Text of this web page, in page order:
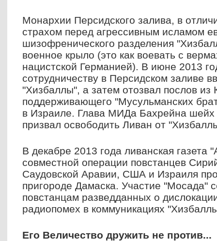
Монархии Персидского залива, в
страхом перед агрессивным исламом
шизофренического разделения
военное крыло (это как воевать с
нацистской Германией). В июне 2013
сотрудничеству в Персидском заливе
"Хизбаллы", а затем отозвал послов из
поддерживающего "Мусульманских
в Израиле. Глава МИДа Бахрейна
призвал освободить Ливан от
В декабре 2013 года ливанская газета
совместной операции повстанцев
Саудовской Аравии, США и Израиля
пригороде Дамаска. Участие "Мосада"
повстанцам разведданных о
радиопомех в коммуникациях
Его Величество дружить не против...